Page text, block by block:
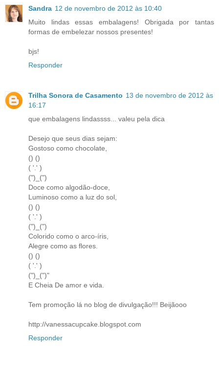
Sandra 12 de novembro de 2012 às 10:40
Muito lindas essas embalagens! Obrigada por tantas
formas de embelezar nossos presentes!
bjs!
Responder
Trilha Sonora de Casamento 13 de novembro de 2012 às
16:17
que embalagens lindassss... valeu pela dica
Desejo que seus dias sejam:
Gostoso como chocolate,
() ()
( '.' )
(")_(")
Doce como algodão-doce,
Luminoso como a luz do sol,
() ()
( '.' )
(")_(")
Colorido como o arco-íris,
Alegre como as flores.
() ()
( '.' )
(")_(")"
E Cheia De amor e vida.
Tem promoção lá no blog de divulgação!!! Beijãooo
http://vanessacupcake.blogspot.com
Responder